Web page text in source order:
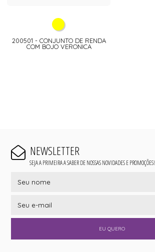
200501 - CONJUNTO DE RENDA
COM BOJO VERONICA
NEWSLETTER
SEJA A PRIMEIRA A SABER DE NOSSAS NOVIDADES E PROMOÇÕES!
EU QUERO